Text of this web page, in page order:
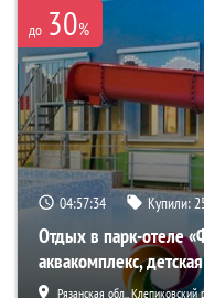
до 30%
04:57:33 Купили:
Отдых в парк-отеле
аквакомплекс,
Рязанская обл., Клепиковский